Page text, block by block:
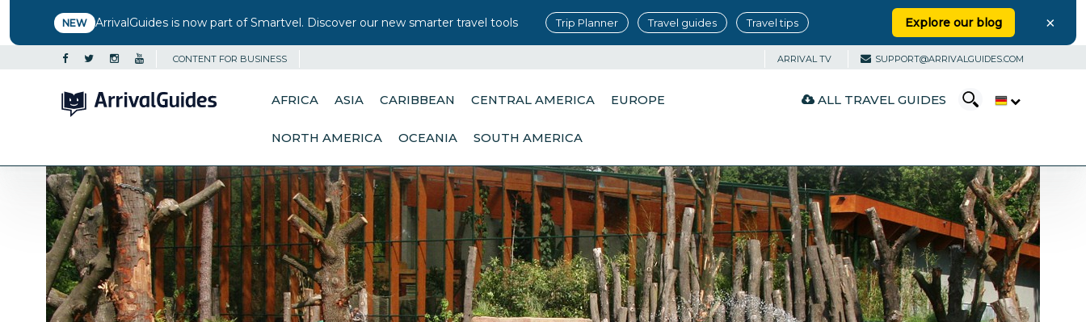
NEW ArrivalGuides is now part of Smartvel. Discover our new smarter travel tools Trip Planner Travel guides Travel tips Explore our blog ×
CONTENT FOR BUSINESS ARRIVAL TV SUPPORT@ARRIVALGUIDES.COM
AFRICA ASIA CARIBBEAN CENTRAL AMERICA EUROPE
NORTH AMERICA OCEANIA SOUTH AMERICA
ALL TRAVEL GUIDES